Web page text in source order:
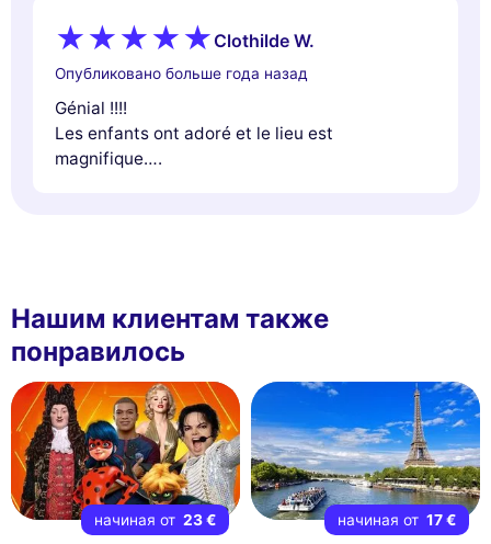
Clothilde W.
Опубликовано больше года назад
Génial !!!!
Les enfants ont adoré et le lieu est
magnifique….
Нашим клиентам также
понравилось
начиная от 23 € начиная от 17 €